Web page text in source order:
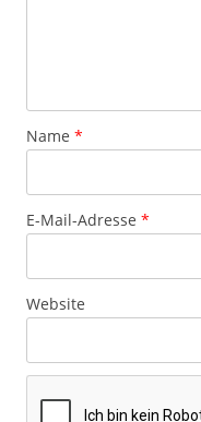
Name *
E-Mail-Adresse *
Website